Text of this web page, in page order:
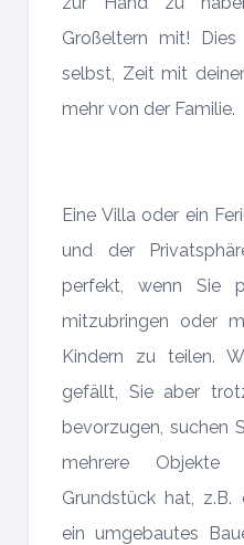
Großeltern mit!
selbst, Zeit mit
mehr von der Familie.
Eine Villa oder ein
und der
perfekt, wenn Sie
mitzubringen oder
Kindern zu teilen.
gefällt, Sie aber
bevorzugen, suchen
mehrere
Grundstück hat, z.B.
ein umgebautes